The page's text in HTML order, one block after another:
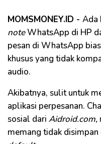
MOMSMONEY.ID - Ada
noteWhatsApp di HP
pesan di WhatsApp
khusus yang tidak
audio.
Akibatnya, sulit untuk
aplikasi perpesanan.
sosial dari Aidroid.com,
memang tidak